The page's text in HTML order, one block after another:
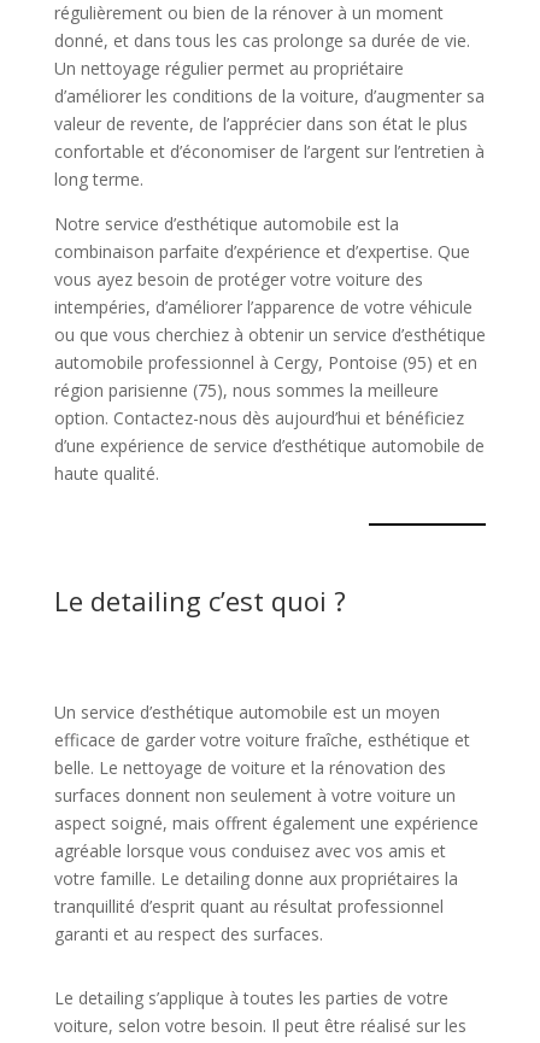
régulièrement ou bien de la rénover à un moment
donné, et dans tous les cas prolonge sa durée de vie.
Un nettoyage régulier permet au propriétaire
d’améliorer les conditions de la voiture, d’augmenter sa
valeur de revente, de l’apprécier dans son état le plus
confortable et d’économiser de l’argent sur l’entretien à
long terme.
Notre service d’esthétique automobile est la
combinaison parfaite d’expérience et d’expertise. Que
vous ayez besoin de protéger votre voiture des
intempéries, d’améliorer l’apparence de votre véhicule
ou que vous cherchiez à obtenir un service d’esthétique
automobile professionnel à Cergy, Pontoise (95) et en
région parisienne (75), nous sommes la meilleure
option. Contactez-nous dès aujourd’hui et bénéficiez
d’une expérience de service d’esthétique automobile de
haute qualité.
Le detailing c’est quoi ?
Un service d’esthétique automobile est un moyen
efficace de garder votre voiture fraîche, esthétique et
belle. Le nettoyage de voiture et la rénovation des
surfaces donnent non seulement à votre voiture un
aspect soigné, mais offrent également une expérience
agréable lorsque vous conduisez avec vos amis et
votre famille. Le detailing donne aux propriétaires la
tranquillité d’esprit quant au résultat professionnel
garanti et au respect des surfaces.
Le detailing s’applique à toutes les parties de votre
voiture, selon votre besoin. Il peut être réalisé sur les